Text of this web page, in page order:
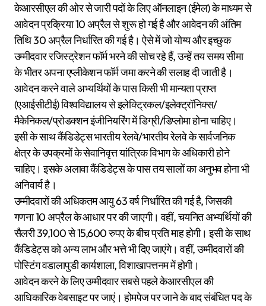
केआरसीएल की ओर से जारी पदों के लिए ऑनलाइन (ईमेल) के माध्यम से
आवेदन प्रक्रिया 10 अप्रैल से शुरू हो गई है और आवेदन की अंतिम
तिथि 30 अप्रैल निर्धारित की गई है। ऐसे में जो योग्य और इच्छुक
उम्मीदवार रजिस्ट्रेशन फॉर्म भरने की सोच रहे हैं, उन्हें तय समय सीमा
के भीतर अपना एप्लीकेशन फॉर्म जमा करने की सलाह दी जाती है।
आवेदन करने वाले अभ्यर्थियों के पास किसी भी मान्यता प्राप्त
(एआईसीटीई) विश्वविद्यालय से इलेक्ट्रिकल/इलेक्ट्रॉनिक्स/
मैकेनिकल/प्रोडक्शन इंजीनियरिंग में डिग्री/डिप्लोमा होना चाहिए।
इसी के साथ कैंडिडेट्स भारतीय रेलवे/भारतीय रेलवे के सार्वजनिक
क्षेत्र के उपक्रमों के सेवानिवृत्त यांत्रिक विभाग के अधिकारी होने
चाहिए। इसके अलावा कैंडिडेट्स के पास तय सालों का अनुभव होना भी
अनिवार्य है।
उम्मीदवारों की अधिकतम आयु 63 वर्ष निर्धारित की गई है, जिसकी
गणना 10 अप्रैल के आधार पर की जाएगी। वहीं, चयनित अभ्यर्थियों की
सैलरी 39,100 से 15,600 रुपए के बीच प्रति माह होगी। इसी के साथ
कैंडिडेट्स को अन्य लाभ और भत्ते भी दिए जाएंगे। वहीं, उम्मीदवारों की
पोस्टिंग वडालापुडी कार्यशाला, विशाखापत्तनम में होगी।
आवेदन करने के लिए उम्मीदवार सबसे पहले केआरसीएल की
आधिकारिक वेबसाइट पर जाएं। होमपेज पर जाने के बाद संबंधित पद के